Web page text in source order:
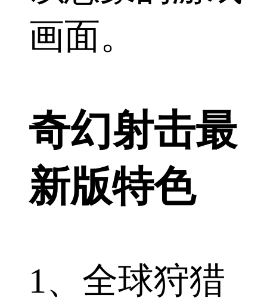
画面。
奇幻射击最
新版特色
1、全球狩猎